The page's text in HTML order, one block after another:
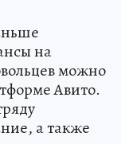
на
можно
Авито.
а также